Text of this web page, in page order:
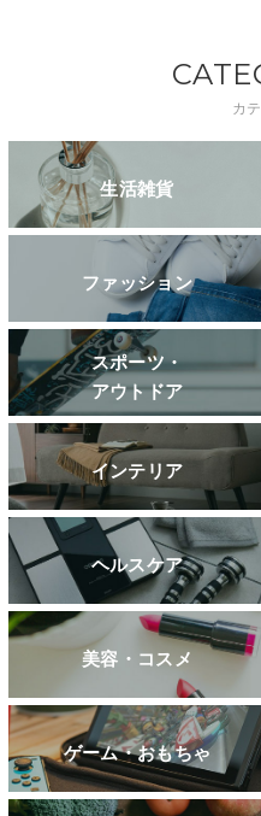
カ
生活雑貨
ファッション
スポーツ・
アウトドア
インテリア
ヘルスケア
美容・コスメ
ゲーム・おもちゃ